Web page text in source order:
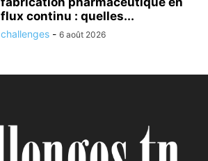
flux continu : quelles...
challenges - 6 août 2026